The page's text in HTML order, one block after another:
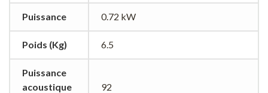
Puissance 0.72 kW
Poids (Kg) 6.5
Puissance
acoustique
92